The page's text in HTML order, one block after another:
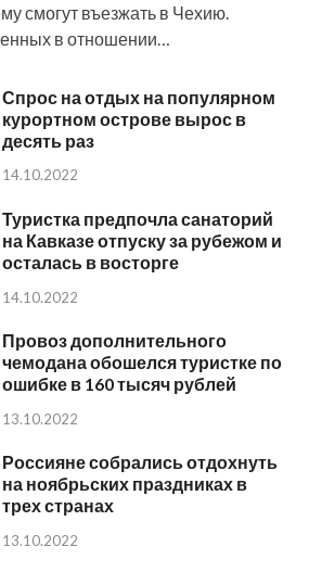
смогут въезжать в Чехию.
в отношении…
Спрос на отдых на популярном
курортном острове вырос в
десять раз
14.10.2022
Туристка предпочла санаторий
на Кавказе отпуску за рубежом и
осталась в восторге
14.10.2022
Провоз дополнительного
чемодана обошелся туристке по
ошибке в 160 тысяч рублей
13.10.2022
Россияне собрались отдохнуть
на ноябрьских праздниках в
трех странах
13.10.2022